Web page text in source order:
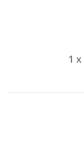
1 x